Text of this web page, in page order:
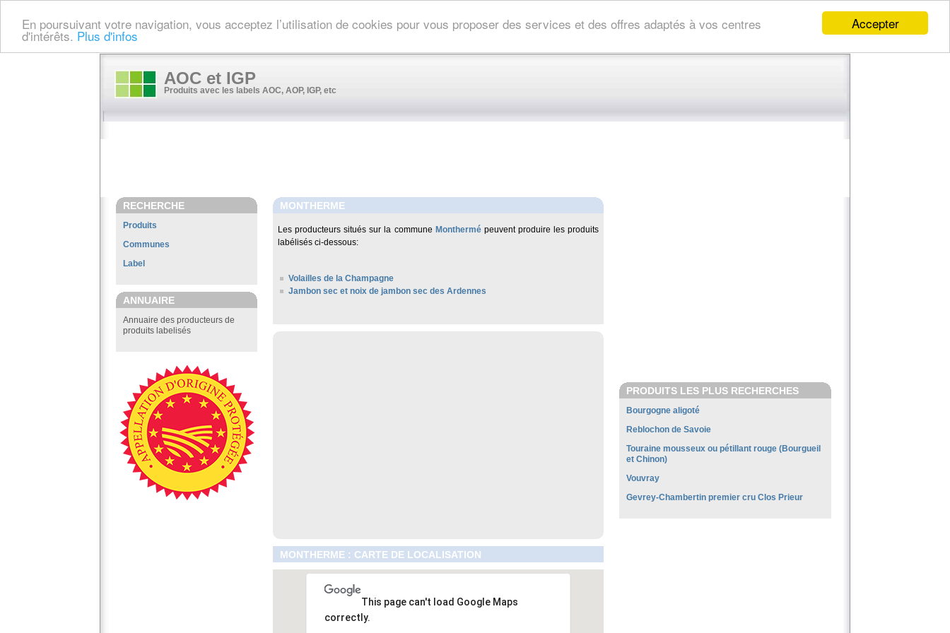
Accepter
En poursuivant votre navigation, vous acceptez l’utilisation de cookies pour vous proposer des services et des offres adaptés à vos centres
d'intérêts. Plus d'infos
AOC et IGP
Produits avec les labels AOC, AOP, IGP, etc
RECHERCHE
Produits
Communes
Label
ANNUAIRE
Annuaire des producteurs de
produits labelisés
MONTHERME
Les producteurs situés sur la commune Monthermépeuvent produire les produits
labélisés ci-dessous:
Volailles de la Champagne
Jambon sec et noix de jambon sec des Ardennes
MONTHERME : CARTE DE LOCALISATION
This page can't load Google Maps
correctly.
PRODUITS LES PLUS RECHERCHES
Bourgogne aligoté
Reblochon de Savoie
Touraine mousseux ou pétillant rouge (Bourgueil
et Chinon)
Vouvray
Gevrey-Chambertin premier cru Clos Prieur